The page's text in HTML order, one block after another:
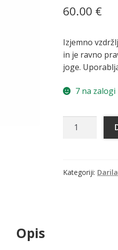
60.00 €
Izjemno
in je ravno
joge.
7 na zalogi
Joga
Kategoriji: Darila
Opis